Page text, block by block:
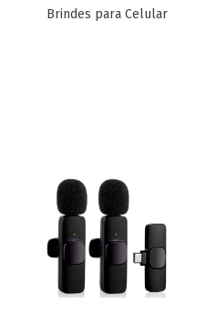
Brindes para Celular